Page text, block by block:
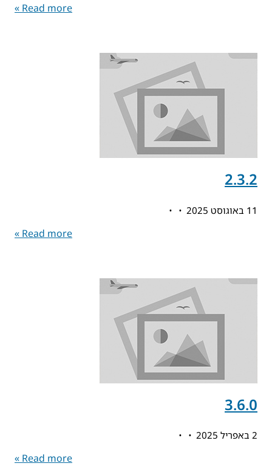
Read more »
2.3.2
11 באוגוסט 2025
Read more »
3.6.0
2 באפריל 2025
Read more »